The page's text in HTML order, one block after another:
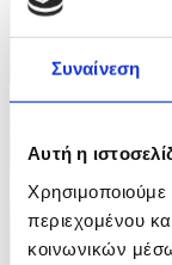
Συναίνεση
Αυτή η
Χρησιμοποιούμε
περιεχομένου
κοινωνικών